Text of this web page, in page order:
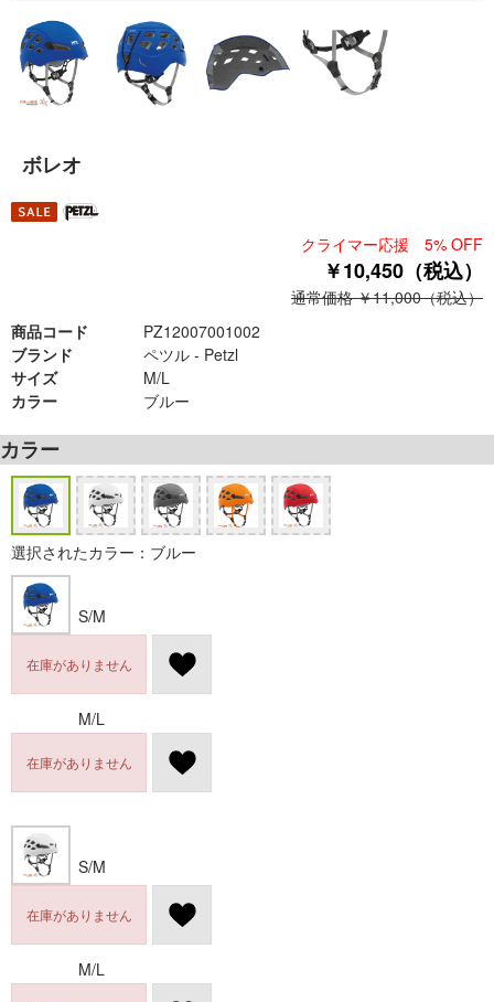
ボレオ
クライマー応援 5% OFF
￥10,450（税込）
通常価格 ￥11,000（税込）
商品コード
PZ12007001002
ブランド
ペツル - Petzl
サイズ
M/L
カラー
ブルー
カラー
選択されたカラー：ブルー
S/M
在庫がありません
M/L
在庫がありません
S/M
在庫がありません
M/L